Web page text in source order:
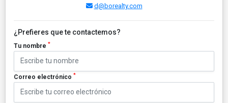
d@borealty.com
¿Prefieres que te contactemos?
Tu nombre *
Correo electrónico *